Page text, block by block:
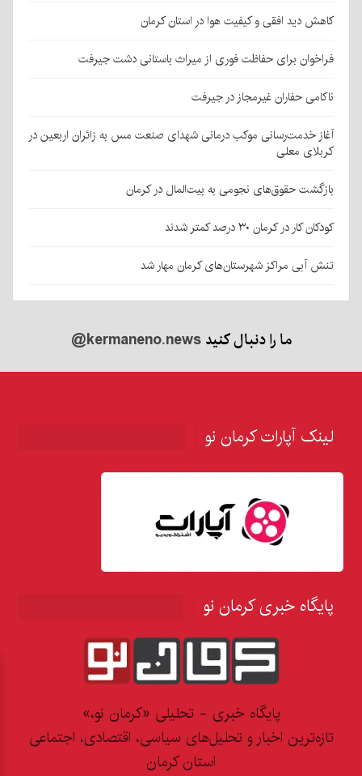
کاهش دید افقی و کیفیت هوا در استان کرمان
فراخوان برای حفاظت فوری از میراث باستانی دشت جیرفت
ناکامی حفاران غیرمجاز در جیرفت
آغاز خدمت‌رسانی موکب درمانی شهدای صنعت مس به زائران اربعین در
کربلای معلی
بازگشت حقوق‌های نجومی به بیت‌المال در کرمان
کودکان کار در کرمان ۳۰ درصد کمتر شدند
تنش آبی مراکز شهرستان‌های کرمان مهار شد
ما را دنبال کنید@kermaneno.news
لینک آپارات کرمان نو
پایگاه خبری کرمان نو
پایگاه خبری - تحلیلی «کرمان نو،»
تازه‌ترین اخبار و تحلیل‌های سیاسی، اقتصادی، اجتماعی
استان کرمان